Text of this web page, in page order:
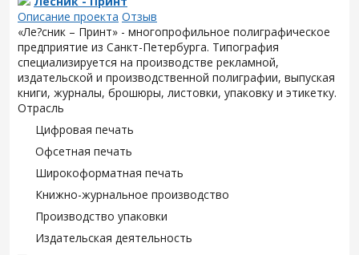
Описание проекта Отзыв
«Ле?сник – Принт» - многопрофильное полиграфическое
предприятие из Санкт-Петербурга. Типография
специализируется на производстве рекламной,
издательской и производственной полиграфии, выпуская
книги, журналы, брошюры, листовки, упаковку и этикетку.
Отрасль
Цифровая печать
Офсетная печать
Широкоформатная печать
Книжно-журнальное производство
Производство упаковки
Издательская деятельность